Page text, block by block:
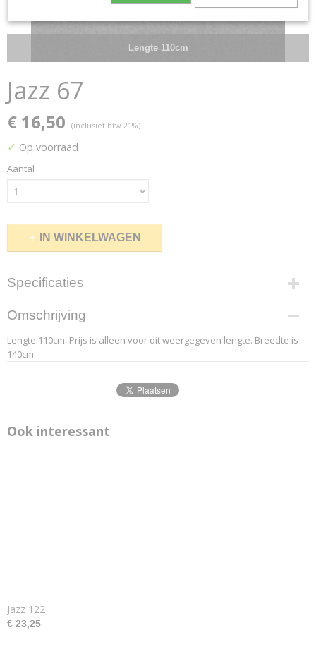
Lengte 110cm
Jazz 67
€ 16,50 (inclusief btw 21%)
✓ Op voorraad
Aantal
IN WINKELWAGEN
Specificaties
Productcode leverancier
4.2
Afmetingen (l,b,h)
110 x 140 x 0 cm
Omschrijving
Lengte 110cm. Prijs is alleen voor dit weergegeven lengte. Breedte is
140cm.
Ook interessant
Jazz 122
€ 23,25